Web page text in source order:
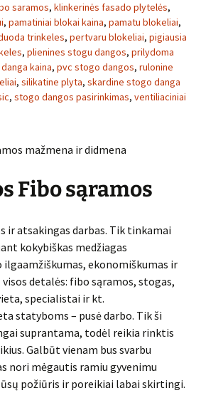
saramos, klinkerinės fasado plytelės,
, pamatiniai blokai kaina, pamatu blokeliai,
trinkeles, pertvaru blokeliai, pigiausia
, plienines stogu dangos, prilydoma
kaina, pvc stogo dangos, rulonine
, silikatine plyta, skardine stogo danga
, stogo dangos pasirinkimas, ventiliaciniai
mažmena ir didmena
Fibo sąramos
ir atsakingas darbas. Tik tinkamai
kokybiškas medžiagas
ekonomiškumas ir
detalės: fibo sąramos, stogas,
specialistai ir kt.
statyboms – pusė darbo. Tik ši
suprantama, todėl reikia rinktis
Galbūt vienam bus svarbu
nori mėgautis ramiu gyvenimu
požiūris ir poreikiai labai skirtingi.